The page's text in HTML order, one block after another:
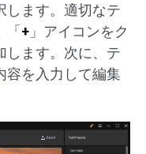
します。適切なテ
「+ 」アイコンをク
します。次に、テ
容を入力して編集